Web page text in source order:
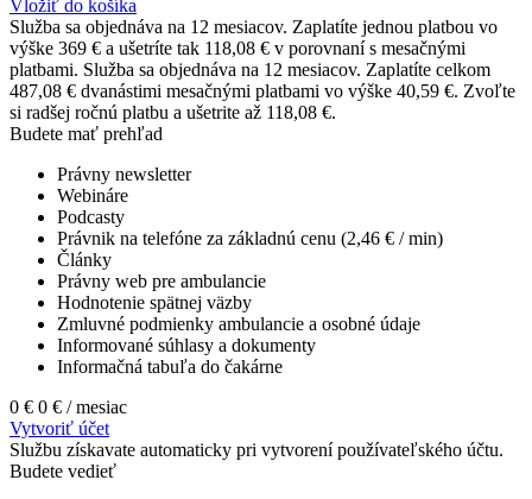
Vložiť do košíka
Služba sa objednáva na 12 mesiacov. Zaplatíte jednou platbou vo
výške 369 € a ušetríte tak 118,08 € v porovnaní s mesačnými
platbami. Služba sa objednáva na 12 mesiacov. Zaplatíte celkom
487,08 € dvanástimi mesačnými platbami vo výške 40,59 €. Zvoľte
si radšej ročnú platbu a ušetrite až 118,08 €.
Budete mať prehľad
Právny newsletter
Webináre
Podcasty
Právnik na telefóne za základnú cenu (2,46 € / min)
Články
Právny web pre ambulancie
Hodnotenie spätnej väzby
Zmluvné podmienky ambulancie a osobné údaje
Informované súhlasy a dokumenty
Informačná tabuľa do čakárne
0 € 0 € / mesiac
Vytvoriť účet
Službu získavate automaticky pri vytvorení používateľského účtu.
Budete vedieť